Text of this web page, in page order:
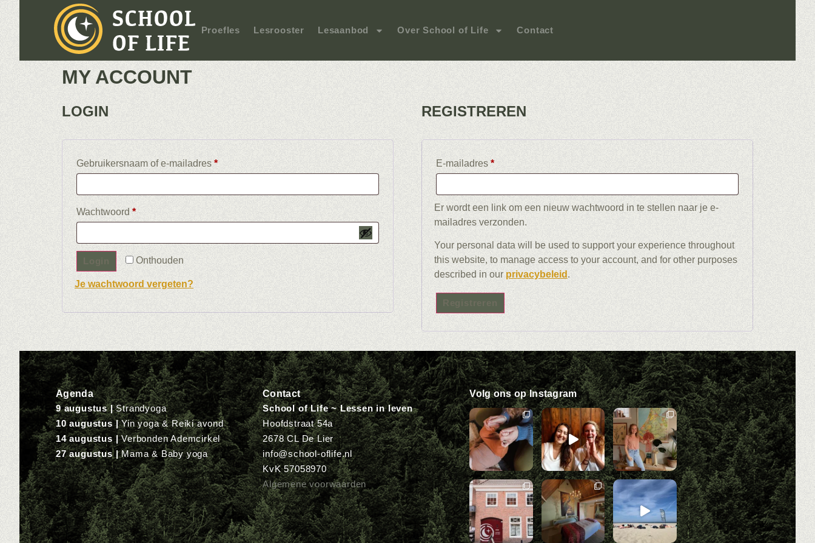
Proefles Lesrooster Lesaanbod Over School of Life Contact
MY ACCOUNT
LOGIN
Gebruikersnaam of e-mailadres*
Wachtwoord*
Onthouden
Je wachtwoord vergeten?
REGISTREREN
E-mailadres*
Er wordt een link om een nieuw wachtwoord in te stellen naar je e-
mailadres verzonden.
Your personal data will be used to support your experience throughout
this website, to manage access to your account, and for other purposes
described in ourprivacybeleid.
Agenda
9 augustus |Strandyoga
10 augustus |Yin yoga & Reiki avond
14 augustus |Verbonden Ademcirkel
27 augustus |Mama & Baby yoga
Contact
School of Life ~ Lessen in leven
Hoofdstraat 54a
2678 CL De Lier
info@school-oflife.nl
KvK 57058970
Algemene voorwaarden
Volg ons op Instagram